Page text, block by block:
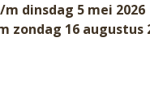
dinsdag 5 mei 2026
zondag 16 augustus